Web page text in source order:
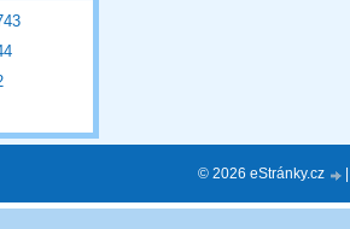
© 2026 eStránky.cz